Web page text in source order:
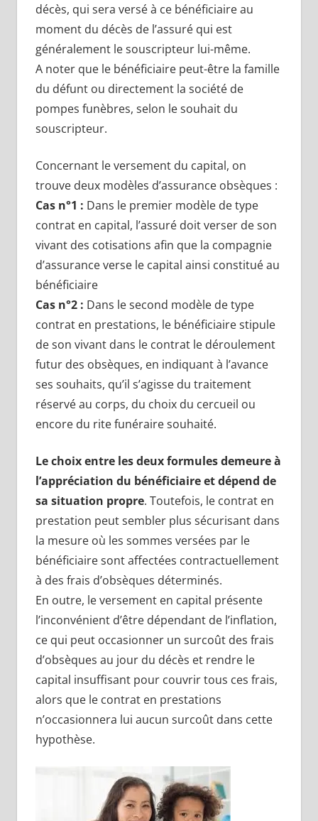
décès, qui sera versé à ce bénéficiaire au
moment du décès de l’assuré qui est
généralement le souscripteur lui-même.
A noter que le bénéficiaire peut-être la famille
du défunt ou directement la société de
pompes funèbres, selon le souhait du
souscripteur.
Concernant le versement du capital, on
trouve deux modèles d’assurance obsèques :
Cas n°1 : Dans le premier modèle de type
contrat en capital, l’assuré doit verser de son
vivant des cotisations afin que la compagnie
d’assurance verse le capital ainsi constitué au
bénéficiaire
Cas n°2 : Dans le second modèle de type
contrat en prestations, le bénéficiaire stipule
de son vivant dans le contrat le déroulement
futur des obsèques, en indiquant à l’avance
ses souhaits, qu’il s’agisse du traitement
réservé au corps, du choix du cercueil ou
encore du rite funéraire souhaité.
Le choix entre les deux formules demeure à
l’appréciation du bénéficiaire et dépend de
sa situation propre. Toutefois, le contrat en
prestation peut sembler plus sécurisant dans
la mesure où les sommes versées par le
bénéficiaire sont affectées contractuellement
à des frais d’obsèques déterminés.
En outre, le versement en capital présente
l’inconvénient d’être dépendant de l’inflation,
ce qui peut occasionner un surcoût des frais
d’obsèques au jour du décès et rendre le
capital insuffisant pour couvrir tous ces frais,
alors que le contrat en prestations
n’occasionnera lui aucun surcoût dans cette
hypothèse.